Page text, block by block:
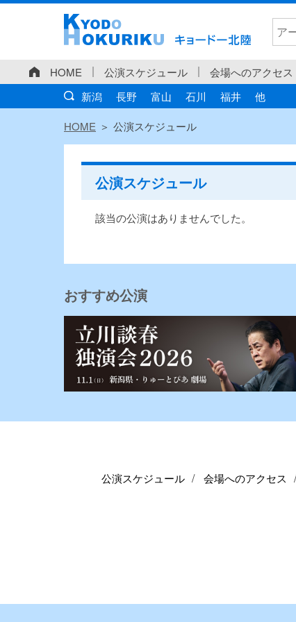
HOME 公演スケジュール 会場へのアクセス
新潟
長野 富山 石川 福井 他
HOME 公演スケジュール
公演スケジュール
該当の公演はありませんでした。
おすすめ公演
公演スケジュール 会場へのアクセス